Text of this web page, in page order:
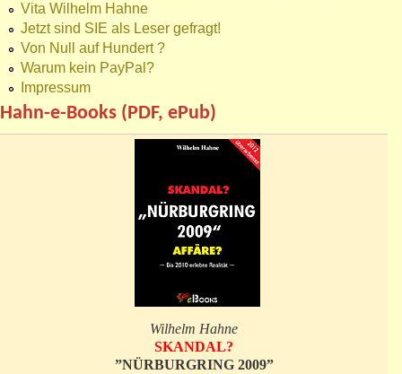
Vita Wilhelm Hahne
Jetzt sind SIE als Leser gefragt!
Von Null auf Hundert ?
Warum kein PayPal?
Impressum
Hahn-e-Books (PDF, ePub)
Wilhelm Hahne
SKANDAL?
”NÜRBURGRING 2009”